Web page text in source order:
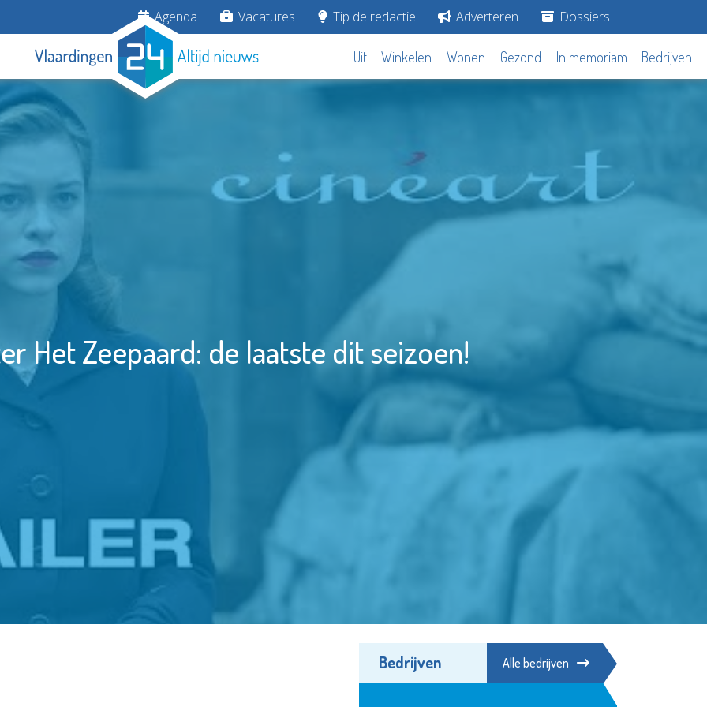
Agenda Vacatures Tip de redactie Adverteren Dossiers
Uit Winkelen Wonen Gezond In memoriam Bedrijven
Het Zeepaard: de laatste dit seizoen!
Bedrijven Alle bedrijven